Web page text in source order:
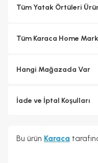
Tüm Yatak Örtüleri
Tüm Karaca Home
Hangi Mağazada Var
İade ve İptal Koşulları
Bu ürün Karaca